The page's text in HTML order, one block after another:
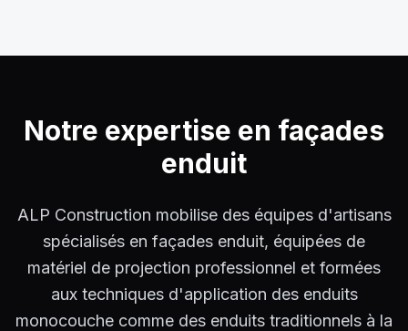
Notre expertise en façades
enduit
ALP Construction mobilise des équipes d'artisans
spécialisés en façades enduit, équipées de
matériel de projection professionnel et formées
aux techniques d'application des enduits
monocouche comme des enduits traditionnels à la